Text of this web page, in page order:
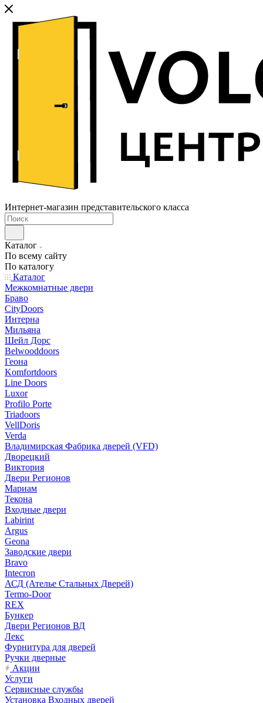
Интернет-магазин представительского класса
Каталог
По всему сайту
По каталогу
Каталог
Межкомнатные двери
Браво
CityDoors
Интерна
Мильяна
Шейл Дорс
Belwooddoors
Геона
Komfortdoors
Line Doors
Luxor
Profilo Porte
Triadoors
VellDoris
Verda
Владимирская Фабрика дверей (VFD)
Дворецкий
Виктория
Двери Регионов
Мариам
Текона
Входные двери
Labirint
Argus
Geona
Заводские двери
Bravo
Intecron
АСД (Ателье Стальных Дверей)
Termo-Door
REX
Бункер
Двери Регионов ВД
Лекс
Фурнитура для дверей
Ручки дверные
Акции
Услуги
Сервисные службы
Установка Входных дверей